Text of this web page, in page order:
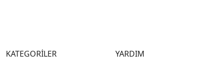
KATEGORİLER YARDIM